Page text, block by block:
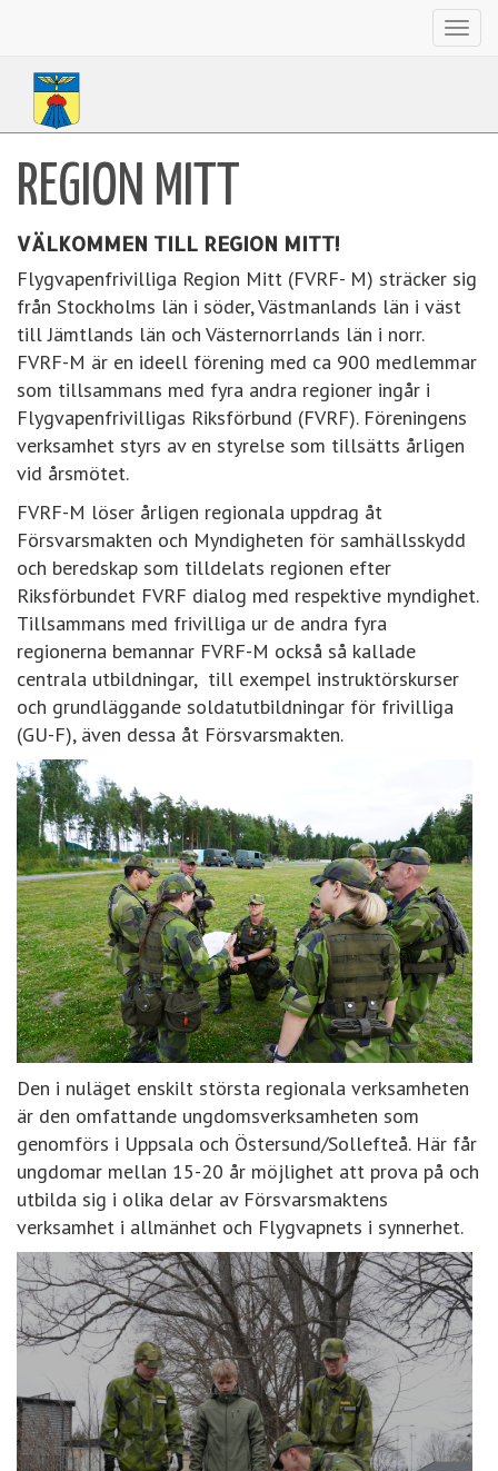
REGION MITT
VÄLKOMMEN TILL REGION MITT!
Flygvapenfrivilliga Region Mitt (FVRF- M) sträcker sig
från Stockholms län i söder, Västmanlands län i väst
till Jämtlands län och Västernorrlands län i norr.
FVRF-M är en ideell förening med ca 900 medlemmar
som tillsammans med fyra andra regioner ingår i
Flygvapenfrivilligas Riksförbund (FVRF). Föreningens
verksamhet styrs av en styrelse som tillsätts årligen
vid årsmötet.
FVRF-M löser årligen regionala uppdrag åt
Försvarsmakten och Myndigheten för samhällsskydd
och beredskap som tilldelats regionen efter
Riksförbundet FVRF dialog med respektive myndighet.
Tillsammans med frivilliga ur de andra fyra
regionerna bemannar FVRF-M också så kallade
centrala utbildningar, till exempel instruktörskurser
och grundläggande soldatutbildningar för frivilliga
(GU-F), även dessa åt Försvarsmakten.
Den i nuläget enskilt största regionala verksamheten
är den omfattande ungdomsverksamheten som
genomförs i Uppsala och Östersund/Sollefteå. Här får
ungdomar mellan 15-20 år möjlighet att prova på och
utbilda sig i olika delar av Försvarsmaktens
verksamhet i allmänhet och Flygvapnets i synnerhet.